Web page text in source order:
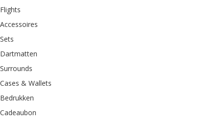
Flights
Accessoires
Sets
Dartmatten
Surrounds
Cases & Wallets
Bedrukken
Cadeaubon